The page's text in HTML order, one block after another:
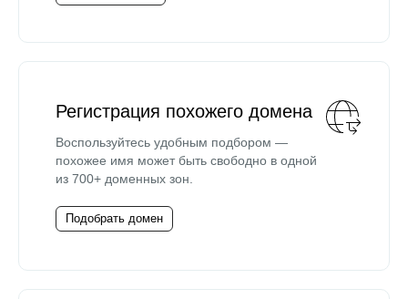
Регистрация похожего домена
Воспользуйтесь удобным подбором —
похожее имя может быть свободно в одной
из 700+ доменных зон.
Подобрать домен